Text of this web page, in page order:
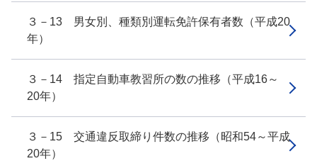
３－13 男女別、種類別運転免許保有者数（平成20
年）
３－14 指定自動車教習所の数の推移（平成16～
20年）
３－15 交通違反取締り件数の推移（昭和54～平成
20年）